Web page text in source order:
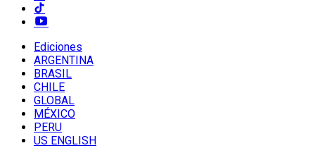
Ediciones
ARGENTINA
BRASIL
CHILE
GLOBAL
MÉXICO
PERU
US ENGLISH